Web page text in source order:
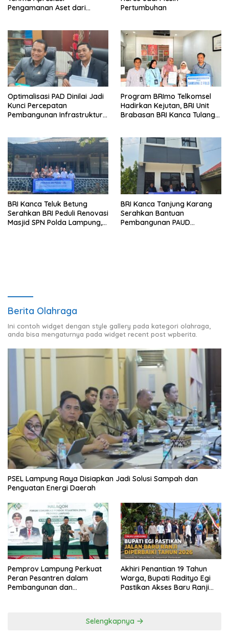
Pengamanan Aset dari
Pertumbuhan
Optimalisasi PAD Dinilai Jadi
Kunci Percepatan
Pembangunan Infrastruktur
Program BRImo Telkomsel
Hadirkan Kejutan, BRI Unit
Brabasan BRI Kanca Tulang
Mesuji
BRI Kanca Teluk Betung
Serahkan BRI Peduli Renovasi
Masjid SPN Polda Lampung,
BRI Kanca Tanjung Karang
Serahkan Bantuan
Pembangunan PAUD
Berita Olahraga
Ini contoh widget dengan style gallery pada kategori olahraga,
anda bisa mengaturnya pada widget recent post wpberita.
PSEL Lampung Raya Disiapkan Jadi Solusi Sampah dan
Penguatan Energi Daerah
Pemprov Lampung Perkuat
Peran Pesantren dalam
Pembangunan dan
Akhiri Penantian 19 Tahun
Warga, Bupati Radityo Egi
Pastikan Akses Baru Ranji
Selengkapnya